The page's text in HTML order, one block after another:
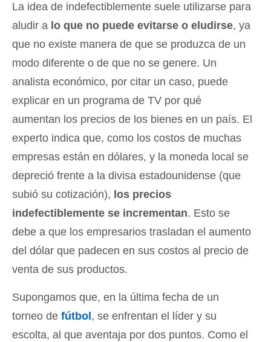
La idea de indefectiblemente suele utilizarse para
aludir a lo que no puede evitarse o eludirse, ya
que no existe manera de que se produzca de un
modo diferente o de que no se genere. Un
analista económico, por citar un caso, puede
explicar en un programa de TV por qué
aumentan los precios de los bienes en un país. El
experto indica que, como los costos de muchas
empresas están en dólares, y la moneda local se
depreció frente a la divisa estadounidense (que
subió su cotización), los precios
indefectiblemente se incrementan. Esto se
debe a que los empresarios trasladan el aumento
del dólar que padecen en sus costos al precio de
venta de sus productos.
Supongamos que, en la última fecha de un
torneo de fútbol , se enfrentan el líder y su
escolta, al que aventaja por dos puntos. Como el